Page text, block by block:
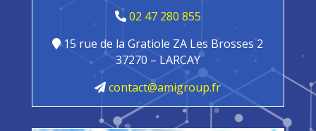
02 47 280 855
15 rue de la Gratiole ZA Les Brosses 2
37270 – LARCAY
contact@amigroup.fr